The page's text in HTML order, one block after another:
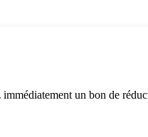
un bon de